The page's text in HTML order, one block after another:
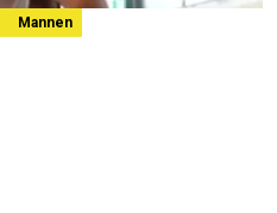
Mannen